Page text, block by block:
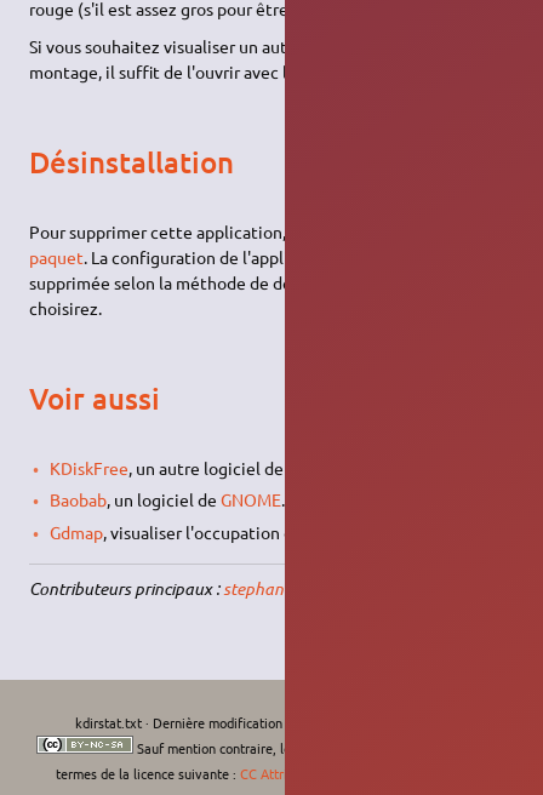
rouge (s'il est assez gros pour être visible).
Si vous souhaitez visualiser un autre répertoire ou point de
montage, il suffit de l'ouvrir avec le menu
Désinstallation
Pour supprimer cette application, il suffit de
paquet. La configuration de l'application sera conservée ou
supprimée selon la méthode de désinstallation que vous
choisirez.
Voir aussi
KDiskFree, un autre logiciel de gestion du disque de
Baobab, un logiciel de GNOME.
Gdmap, visualiser l'occupation du disque dans
Contributeurs principaux :stephaneguedon
kdirstat.txt· Dernière modification :
Sauf mention contraire, le contenu de ce wiki est placé sous les
termes de la licence suivante : CC Attribution-Noncommercial-Share Alike 4.0